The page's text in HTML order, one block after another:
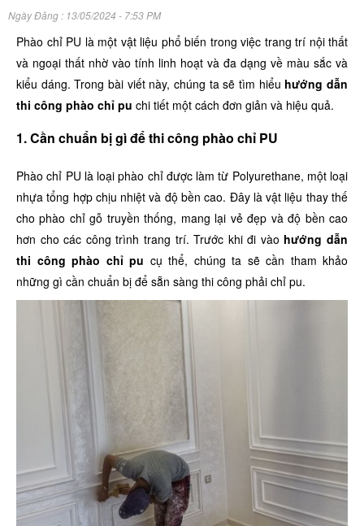
Ngày Đăng : 13/05/2024 - 7:53 PM
Phào chỉ PU là một vật liệu phổ biến trong việc trang trí nội thất
và ngoại thất nhờ vào tính linh hoạt và đa dạng về màu sắc và
kiểu dáng. Trong bài viết này, chúng ta sẽ tìm hiểu hướng dẫn
thi công phào chỉ pu chi tiết một cách đơn giản và hiệu quả.
1. Cần chuẩn bị gì để thi công phào chỉ PU
Phào chỉ PU là loại phào chỉ được làm từ Polyurethane, một loại
nhựa tổng hợp chịu nhiệt và độ bền cao. Đây là vật liệu thay thế
cho phào chỉ gỗ truyền thống, mang lại vẻ đẹp và độ bền cao
hơn cho các công trình trang trí. Trước khi đi vào hướng dẫn
thi công phào chỉ pu cụ thể, chúng ta sẽ cần tham khảo
những gì cần chuẩn bị để sẵn sàng thi công phải chỉ pu.